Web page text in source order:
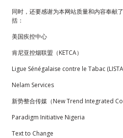
同时，还要感谢为本网站质量和内容奉献
括：
美国疾控中心
肯尼亚控烟联盟（KETCA）
Ligue Sénégalaise contre le Tabac
Nelam Services
新势整合传媒（New Trend Integrated
Paradigm Initiative Nigeria
Text to Change